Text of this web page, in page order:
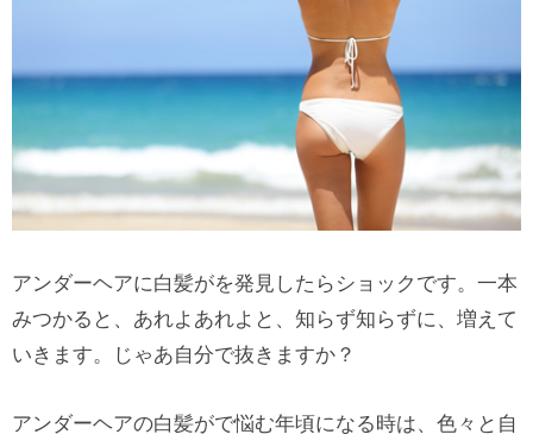
アンダーヘアに白髪がを発見したらショックです。一本
みつかると、あれよあれよと、知らず知らずに、増えて
いきます。じゃあ自分で抜きますか？
アンダーヘアの白髪がで悩む年頃になる時は、色々と自